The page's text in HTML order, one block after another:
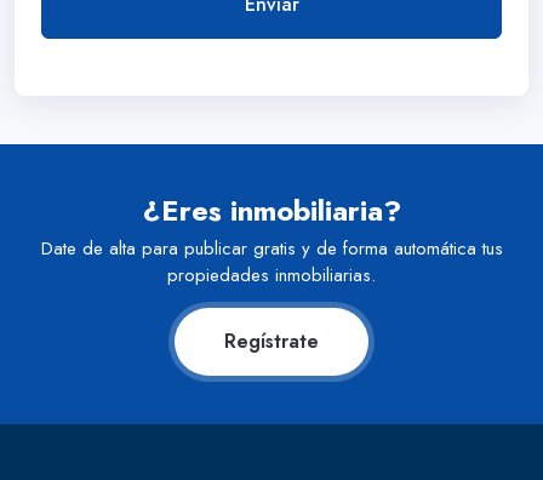
¿Eres inmobiliaria?
Date de alta para publicar gratis y de forma automática tus
propiedades inmobiliarias.
Regístrate